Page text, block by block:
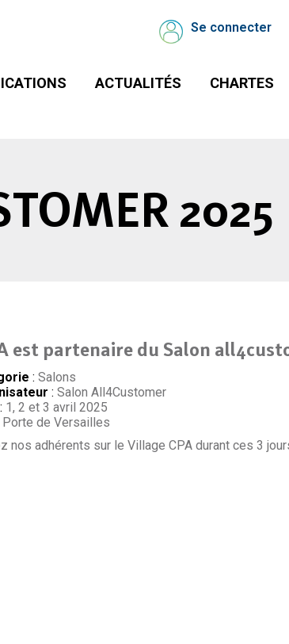
Se connecter
ACTUALITÉS CHARTES
2025
est partenaire du Salon
: Salons
: Salon All4Customer
: 1, 2 et 3 avril 2025
Porte de Versailles
nos adhérents sur le Village CPA durant ces 3
ACTUALITÉS CHARTES